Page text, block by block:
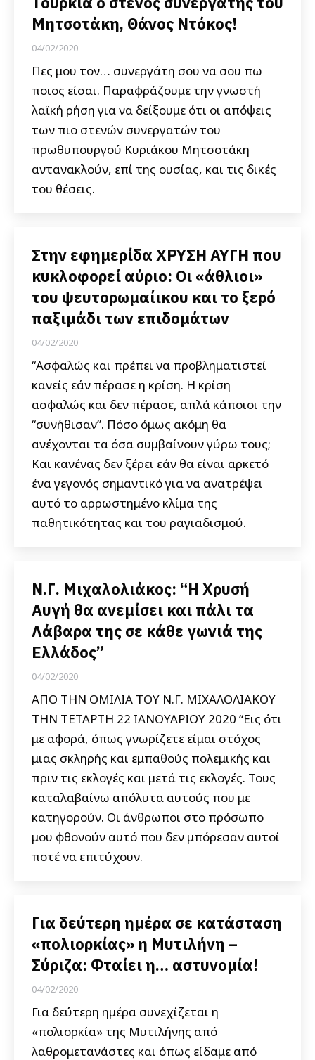
Μητσοτάκη, Θάνος Ντόκος!
04/02/2020
Πες μου τον… συνεργάτη σου να σου πω
ποιος είσαι. Παραφράζουμε την γνωστή
λαϊκή ρήση για να δείξουμε ότι οι απόψεις
των πιο στενών συνεργατών του
πρωθυπουργού Κυριάκου Μητσοτάκη
αντανακλούν, επί της ουσίας, και τις δικές
του θέσεις.
Στην εφημερίδα ΧΡΥΣΗ ΑΥΓΗ που
κυκλοφορεί αύριο: Οι «άθλιοι»
του ψευτορωμαίικου και το ξερό
παξιμάδι των επιδομάτων
04/02/2020
“Ασφαλώς και πρέπει να προβληματιστεί
κανείς εάν πέρασε η κρίση. Η κρίση
ασφαλώς και δεν πέρασε, απλά κάποιοι την
“συνήθισαν”. Πόσο όμως ακόμη θα
ανέχονται τα όσα συμβαίνουν γύρω τους;
Και κανένας δεν ξέρει εάν θα είναι αρκετό
ένα γεγονός σημαντικό για να ανατρέψει
αυτό το αρρωστημένο κλίμα της
παθητικότητας και του ραγιαδισμού.
Ν.Γ. Μιχαλολιάκος: “H Χρυσή
Αυγή θα ανεμίσει και πάλι τα
Λάβαρα της σε κάθε γωνιά της
Ελλάδος”
04/02/2020
ΑΠΟ ΤΗΝ ΟΜΙΛΙΑ ΤΟΥ Ν.Γ. ΜΙΧΑΛΟΛΙΑΚΟΥ
ΤΗΝ ΤΕΤΑΡΤΗ 22 ΙΑΝΟΥΑΡΙΟΥ 2020 “Εις ότι
με αφορά, όπως γνωρίζετε είμαι στόχος
μιας σκληρής και εμπαθούς πολεμικής και
πριν τις εκλογές και μετά τις εκλογές. Τους
καταλαβαίνω απόλυτα αυτούς που με
κατηγορούν. Οι άνθρωποι στο πρόσωπο
μου φθονούν αυτό που δεν μπόρεσαν αυτοί
ποτέ να επιτύχουν.
Για δεύτερη ημέρα σε κατάσταση
«πολιορκίας» η Μυτιλήνη –
Σύριζα: Φταίει η… αστυνομία!
04/02/2020
Για δεύτερη ημέρα συνεχίζεται η
«πολιορκία» της Μυτιλήνης από
λαθρομετανάστες και όπως είδαμε από